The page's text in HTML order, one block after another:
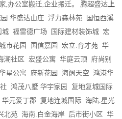
公室搬迁,企业搬迁。 腾超盛达上
园 华盛达山庄 浮力森林苑 国恒西溪
福雷德广场 国际建材装饰城 宏
市花园 国信嘉园 宏立.育才苑 华
潮社区 宏盛公寓 华庭云顶 府尚别
星公寓 府新花园 海阔天空 鸿港华
鸿茂八墅 华宇家园 复地复城国际
元爱丁郡 复地连城国际 海陆.星光
北苑 海南.白金海岸 后市街小区 华